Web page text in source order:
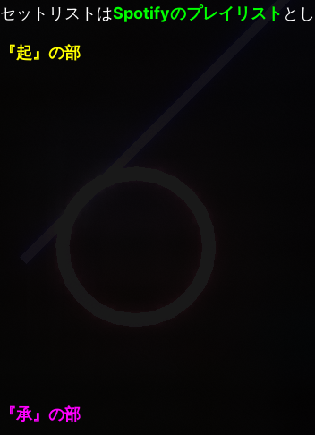
セットリストはSpotifyのプレイリスト と
『起』の部
『承』の部